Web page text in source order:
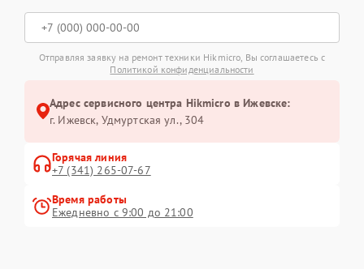
Отправляя заявку на ремонт техники Hikmicro, Вы соглашаетесь с
Политикой конфиденциальности
Адрес сервисного центра Hikmicro в Ижевске:
г. Ижевск, Удмуртская ул., 304
Горячая линия
+7 (341) 265-07-67
Время работы
Ежедневно с 9:00 до 21:00